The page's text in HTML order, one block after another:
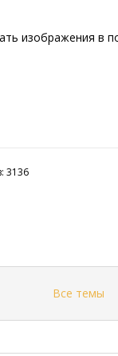
изображения в
3136
Все темы